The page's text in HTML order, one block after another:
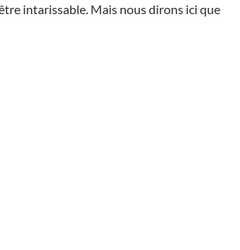
intarissable. Mais nous dirons ici que